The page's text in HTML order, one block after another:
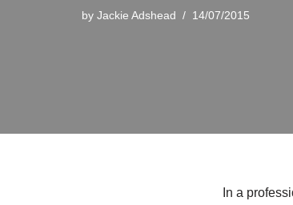
by Jackie Adshead 14/07/2015
In a